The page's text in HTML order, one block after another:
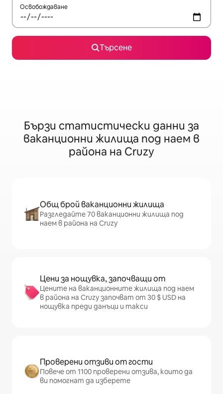
Освобождаване
Търсене
Бързи статистически данни за
ваканционни жилища под наем в
района на Cruzy
Общ брой ваканционни жилища
Разгледайте 70 ваканционни жилища под
наем в района на Cruzy
Цени за нощувка, започващи от
Цените на ваканционните жилища под наем
в района на Cruzy започват от 30 $ USD на
нощувка преди данъци и такси
Проверени отзиви от гости
Повече от 1100 проверени отзива, които да
ви помогнат да изберете